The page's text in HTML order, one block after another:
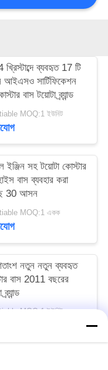
ব্যবহৃত 17 টি
সার্টিফিকেশন
বাস টয়োটা ব্র্যান্ড
MOQ:1 ইউনিট
ইঞ্জিন সহ টয়োটা কোস্টার
বাস ব্যবহার করা
30 আসন
MOQ:1 একক
নতুন নতুন ব্যবহৃত
বাস 2011 বছরের
MOQ:1 ইউনিট